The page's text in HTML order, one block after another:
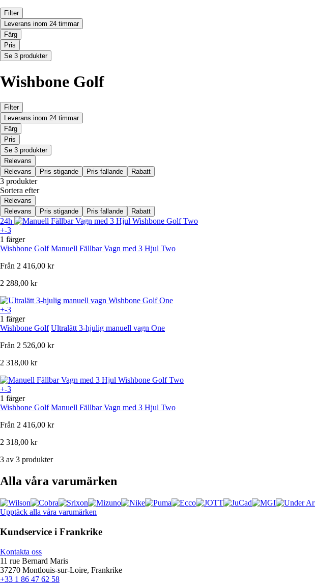
Filter
Leverans inom 24 timmar
Färg
Pris
Se 3 produkter
Wishbone Golf
Filter
Leverans inom 24 timmar
Färg
Pris
Se 3 produkter
Relevans
Relevans
Pris stigande Pris fallande Rabatt
3 produkter
Sortera efter
Relevans
Relevans
Pris stigande Pris fallande Rabatt
24h
+-3
1 färger
Wishbone Golf Manuell Fällbar Vagn med 3 Hjul Two
Från 2 416,00 kr
2 288,00 kr
+-3
1 färger
Wishbone Golf Ultralätt 3-hjulig manuell vagn One
Från 2 526,00 kr
2 318,00 kr
+-3
1 färger
Wishbone Golf Manuell Fällbar Vagn med 3 Hjul Two
Från 2 416,00 kr
2 318,00 kr
3 av 3 produkter
Alla våra varumärken
Upptäck alla våra varumärken
Kundservice i Frankrike
Kontakta oss
11 rue Bernard Maris
37270 Montlouis-sur-Loire, Frankrike
+33 1 86 47 62 58